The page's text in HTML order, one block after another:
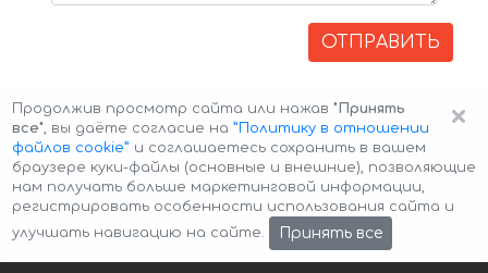
ОТПРАВИТЬ
Авторские права © 2026 Авто-Аренда Cookie Policy
×
Продолжив просмотр сайта или нажав "Принять
все", вы даёте согласие на ”Политику в отношении
файлов cookie” и соглашаетесь сохранить в вашем
браузере куки-файлы (основные и внешние), позволяющие
нам получать больше маркетинговой информации,
регистрировать особенности использования сайта и
улучшать навигацию на сайте.
Принять все